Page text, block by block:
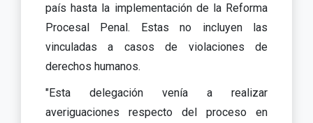
país hasta la implementación de la Reforma
Procesal Penal. Estas no incluyen las
vinculadas a casos de violaciones de
derechos humanos.
"Esta delegación venía a realizar
averiguaciones respecto del proceso en